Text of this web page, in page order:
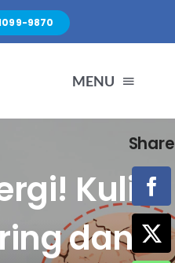
9870
MENU
Kulit
dan
Share